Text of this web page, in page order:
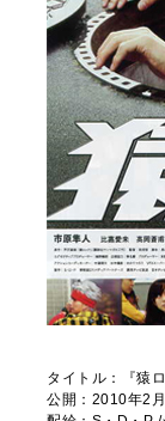
タイトル：『猿
公開：2010年2